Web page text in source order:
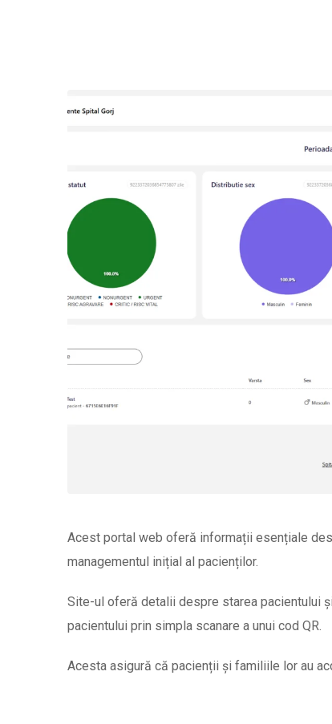
Acest portal web oferă informații esențiale
managementul inițial al pacienților.
Site-ul oferă detalii despre starea pacientului
pacientului prin simpla scanare a unui cod QR.
Acesta asigură că pacienții și familiile lor au